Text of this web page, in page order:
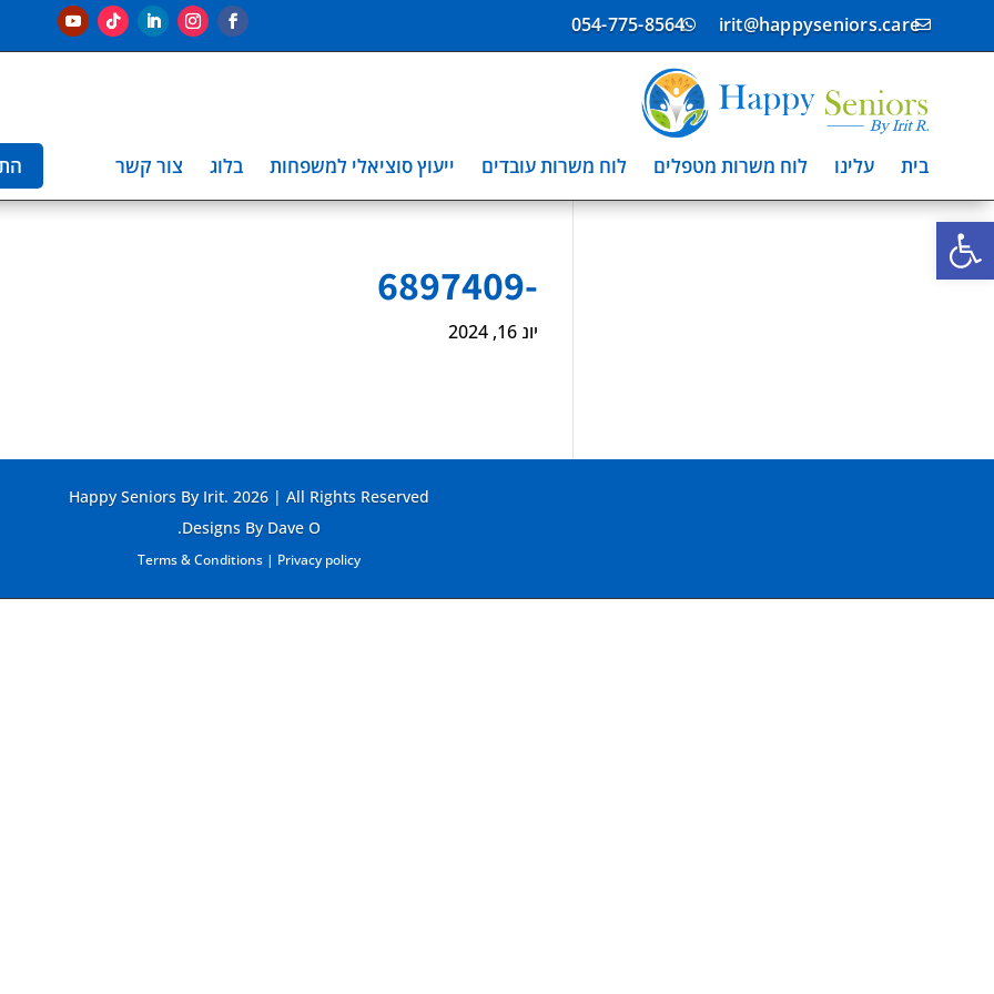
פתח סרגל נגישות

irit@happyseniors.care

054-775-8564
בית עלינו לוח משרות מטפלים לוח משרות עובדים ייעוץ סוציאלי למשפחות בלוג צור קשר
-6897409
יונ 16, 2024
Happy Seniors By Irit. 2026 | All Rights Reserved
Designs By Dave O.
Terms & Conditions| Privacy policy